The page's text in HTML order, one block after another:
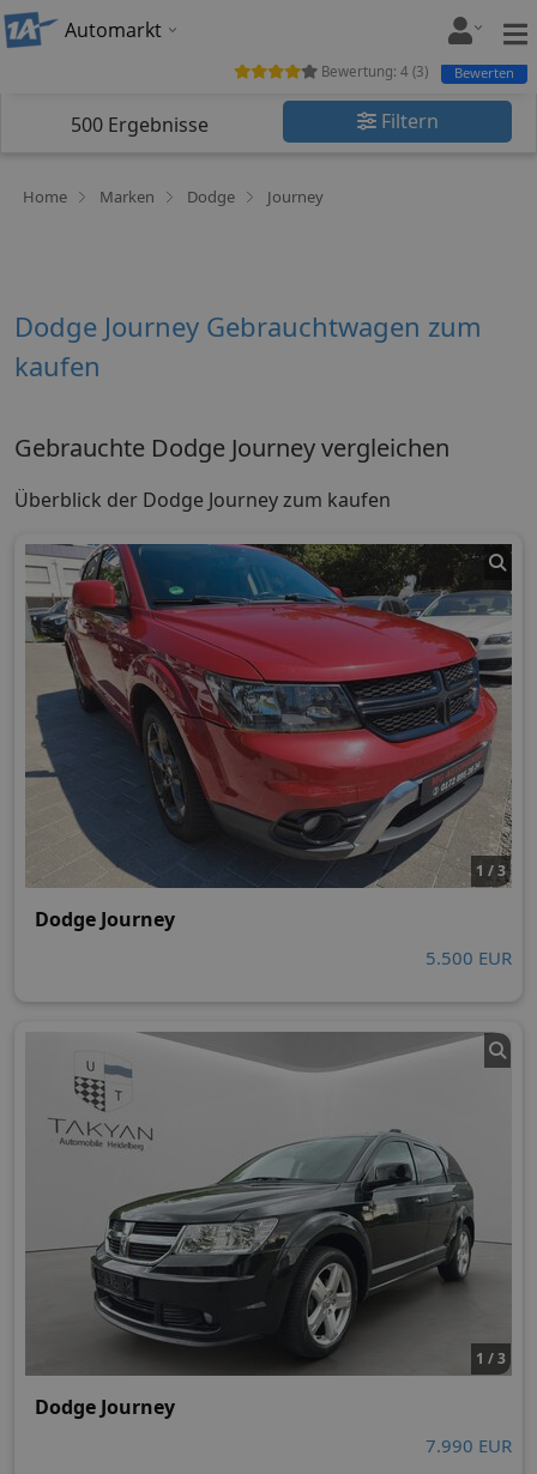
Automarkt
500 Ergebnisse Filtern
Home Marken Dodge Journey
Bewertung: 4 (3) Bewerten
Dodge Journey Gebrauchtwagen zum
kaufen
Gebrauchte Dodge Journey vergleichen
Überblick der Dodge Journey zum kaufen
1 / 3
Dodge Journey
5.500 EUR
1 / 3
Dodge Journey
7.990 EUR